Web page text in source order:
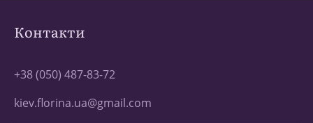
Контакти
+38 (050) 487-83-72
kiev.florina.ua@gmail.com